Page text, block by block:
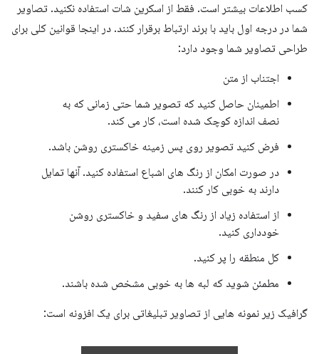
کسب اطلاعات بیشتر است. فقط از اسکرین شات استفاده نکنید. تصاویر
شما در درجه اول باید با برند ارتباط برقرار کنند. در اینجا قوانین کلی برای
طراحی تصاویر شما وجود دارد:
اجتناب از متن
اطمینان حاصل کنید که تصویر شما حتی زمانی که به
نصف اندازه کوچک شده است، کار می کند.
فرض کنید تصویر روی پس زمینه خاکستری روشن باشد.
در صورت امکان از رنگ های اشباع استفاده کنید. آنها تمایل
دارند به خوبی کار کنند.
از استفاده زیاد از رنگ های سفید و خاکستری روشن
خودداری کنید.
کل منطقه را پر کنید.
مطمئن شوید که لبه ها به خوبی مشخص شده باشند.
گرافیک زیر نمونه هایی از تصاویر تبلیغاتی برای یک افزونه است: